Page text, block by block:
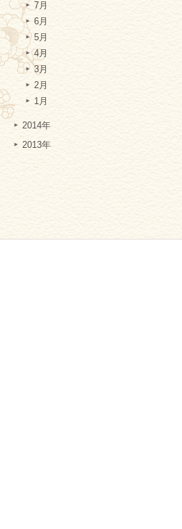
7月
6月
5月
4月
3月
2月
1月
2014年
2013年